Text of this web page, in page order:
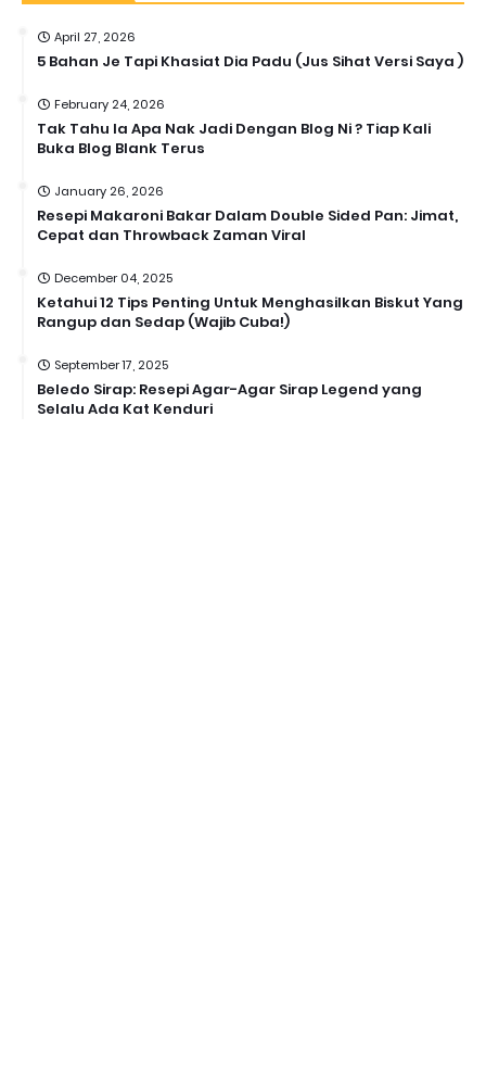
April 27, 2026
5 Bahan Je Tapi Khasiat Dia Padu (Jus Sihat Versi Saya )
February 24, 2026
Tak Tahu la Apa Nak Jadi Dengan Blog Ni ? Tiap Kali
Buka Blog Blank Terus
January 26, 2026
Resepi Makaroni Bakar Dalam Double Sided Pan: Jimat,
Cepat dan Throwback Zaman Viral
December 04, 2025
Ketahui 12 Tips Penting Untuk Menghasilkan Biskut Yang
Rangup dan Sedap (Wajib Cuba!)
September 17, 2025
Beledo Sirap: Resepi Agar-Agar Sirap Legend yang
Selalu Ada Kat Kenduri